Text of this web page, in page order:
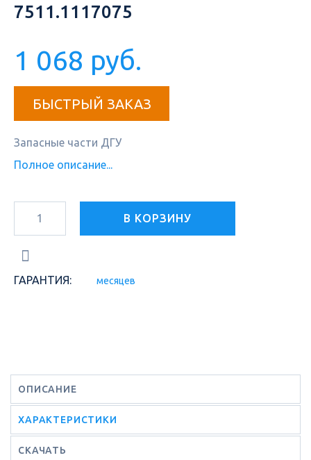
7511.1117075
1 068 руб.
БЫСТРЫЙ ЗАКАЗ
Запасные части ДГУ
Полное описание...
В КОРЗИНУ
ГАРАНТИЯ: месяцев
ОПИСАНИЕ
ХАРАКТЕРИСТИКИ
СКАЧАТЬ